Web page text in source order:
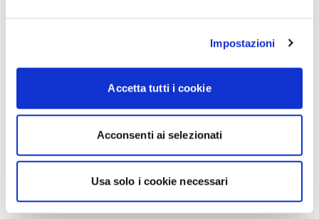
Impostazioni
Accetta tutti i cookie
Acconsenti ai selezionati
Usa solo i cookie necessari